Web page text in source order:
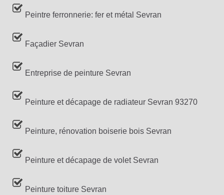
Peintre ferronnerie: fer et métal Sevran
Façadier Sevran
Entreprise de peinture Sevran
Peinture et décapage de radiateur Sevran 93270
Peinture, rénovation boiserie bois Sevran
Peinture et décapage de volet Sevran
Peinture toiture Sevran